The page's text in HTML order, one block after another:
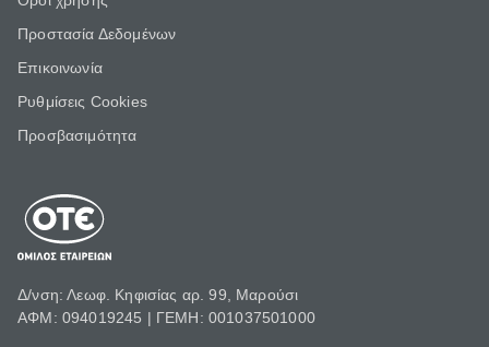
Προστασία Δεδομένων
Επικοινωνία
Ρυθμίσεις Cookies
Προσβασιμότητα
Δ/νση: Λεωφ. Κηφισίας αρ. 99, Μαρούσι
ΑΦΜ: 094019245 | ΓΕΜΗ: 001037501000